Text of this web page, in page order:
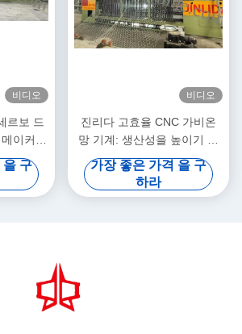
비디오
르보 드
이커
을 구
비디오
진리다 고효율 CNC 가비온
망 기계: 생산성을 높이기 위
해 빠른 출력과 정밀 짜림의
완벽한 조합
가장 좋은 가격 을 구
하라